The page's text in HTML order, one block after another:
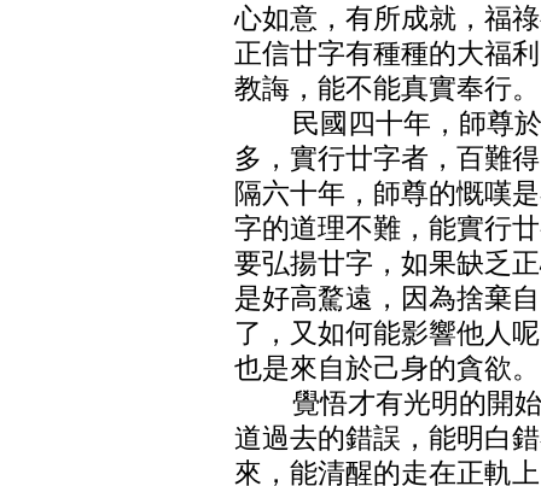
心如意，有所成就，福
正信廿字有種種的大福
教誨，能不能真實奉行。
民國四十年，師尊於
多，實行廿字者，百難
隔六十年，師尊的慨嘆
字的道理不難，能實行
要弘揚廿字，如果缺乏
是好高騖遠，因為捨棄
了，又如何能影響他人
也是來自於己身的貪欲。
覺悟才有光明的開始
道過去的錯誤，能明白
來，能清醒的走在正軌